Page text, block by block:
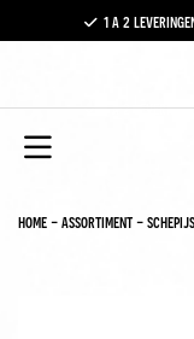
1 a 2
1 a 2
home-assortiment-schepijs